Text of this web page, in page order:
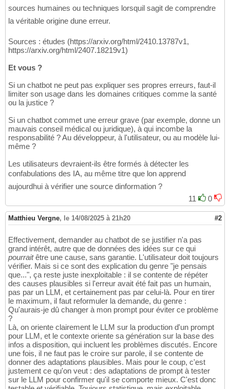
sources humaines ou techniques lorsquil sagit de comprendre
la véritable origine dune erreur.
Sources : études (https://arxiv.org/html/2410.13787v1,
https://arxiv.org/html/2407.18219v1)
Et vous ?
Si un chatbot ne peut pas expliquer ses propres erreurs, faut-il
limiter son usage dans les domaines critiques comme la santé
ou la justice ?
Si un chatbot commet une erreur grave (par exemple, donne un
mauvais conseil médical ou juridique), à qui incombe la
responsabilité ? Au développeur, à l'utilisateur, ou au modèle lui-
même ?
Les utilisateurs devraient-ils être formés à détecter les
confabulations des IA, au même titre que lon apprend
aujourdhui à vérifier une source dinformation ?
11
0
Matthieu Vergne, le 14/08/2025 à 21h20 #2
Effectivement, demander au chatbot de se justifier n'a pas
grand intérêt, autre que de données des idées sur ce qui
pourraitêtre une cause, sans garantie. L'utilisateur doit toujours
vérifier. Mais si ce sont des explication du genre "je pensais
que...", ça reste juste inexploitable : il se contente de répéter
des causes plausibles si l'erreur avait été fait pas un humain,
pas par un LLM, et certainement pas par celui-là. Pour en tirer
le maximum, il faut reformuler la demande, du genre :
Qu'aurais-je dû changer à mon prompt pour éviter ce problème
?
Là, on oriente clairement le LLM sur la production d'un prompt
pour LLM, et le contexte oriente sa génération sur la base des
infos a disposition, qui incluent les problèmes discutés. Encore
une fois, il ne faut pas le croire sur parole, il se contente de
donner des adaptations plausibles. Mais pour le coup, c'est
justement ce qu'on veut : des adaptations de prompt à tester
sur le LLM pour confirmer qu'il se comporte mieux. C'est donc